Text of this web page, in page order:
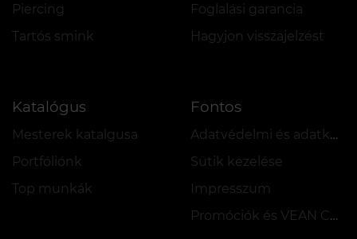
Piercing
Tartós smink
Foglalási garancia
Hagyjon visszajelzést
Katalógus
Mesterek katalgusa
Portfóliónk
Top munkák
Fontos
Adatvédelmi és adatkezelési szabályzat
Sütik kezelése
Impresszum
Promóciók és VEAN COINS szabályzata